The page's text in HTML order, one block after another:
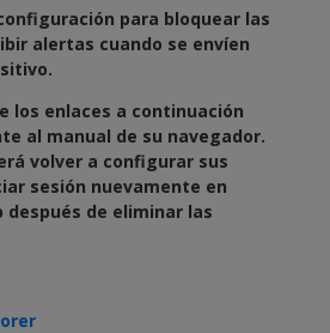
para bloquear las
alertas cuando se envíen
los enlaces a continuación
al manual de su navegador.
volver a configurar sus
sesión nuevamente en
de eliminar las